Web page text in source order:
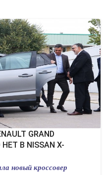
В NISSAN X-
новый кроссовер